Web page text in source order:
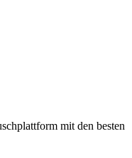
mit den besten